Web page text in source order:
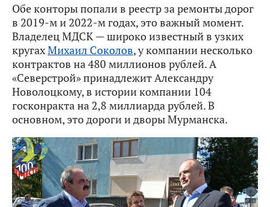
Обе конторы попали в реестр за ремонты дорог
в 2019-м и 2022-м годах, это важный момент.
Владелец МДСК — широко известный в узких
кругахМихаил Соколов, у компании несколько
контрактов на 480 миллионов рублей.А
«Северстрой» принадлежит Александру
Новолоцкому, в истории компании 104
госконракта на 2,8 миллиарда рублей. В
основном, это дороги и дворы Мурманска.